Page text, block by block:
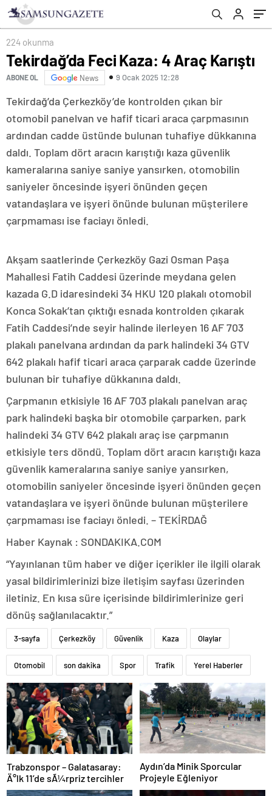
224 okunma
Tekirdağ’da Feci Kaza: 4 Araç Karıştı
ABONE OL News 9 Ocak 2025 12:28
Tekirdağ’da Çerkezköy’de kontrolden çıkan bir
otomobil panelvan ve hafif ticari araca çarpmasının
ardından cadde üstünde bulunan tuhafiye dükkanına
daldı. Toplam dört aracın karıştığı kaza güvenlik
kameralarına saniye saniye yansırken, otomobilin
saniyeler öncesinde işyeri önünden geçen
vatandaşlara ve işyeri önünde bulunan müşterilere
çarpmaması ise faciayı önledi.
Akşam saatlerinde Çerkezköy Gazi Osman Paşa
Mahallesi Fatih Caddesi üzerinde meydana gelen
kazada G.D idaresindeki 34 HKU 120 plakalı otomobil
Konca Sokak’tan çıktığı esnada kontrolden çıkarak
Fatih Caddesi’nde seyir halinde ilerleyen 16 AF 703
plakalı panelvana ardından da park halindeki 34 GTV
642 plakalı hafif ticari araca çarparak cadde üzerinde
bulunan bir tuhafiye dükkanına daldı.
Çarpmanın etkisiyle 16 AF 703 plakalı panelvan araç
park halindeki başka bir otomobile çarparken, park
halindeki 34 GTV 642 plakalı araç ise çarpmanın
etkisiyle ters döndü. Toplam dört aracın karıştığı kaza
güvenlik kameralarına saniye saniye yansırken,
otomobilin saniyeler öncesinde işyeri önünden geçen
vatandaşlara ve işyeri önünde bulunan müşterilere
çarpmaması ise faciayı önledi. – TEKİRDAĞ
Haber Kaynak : SONDAKIKA.COM
“Yayınlanan tüm haber ve diğer içerikler ile ilgili olarak
yasal bildirimlerinizi bize iletişim sayfası üzerinden
iletiniz. En kısa süre içerisinde bildirimlerinize geri
dönüş sağlanılacaktır.”
3-sayfa Çerkezköy Güvenlik Kaza Olaylar
Otomobil son dakika Spor Trafik Yerel Haberler
Trabzonspor – Galatasaray:
Ä°lk 11’de sÃ¼rpriz tercihler
Aydın’da Minik Sporcular
Projeyle Eğleniyor